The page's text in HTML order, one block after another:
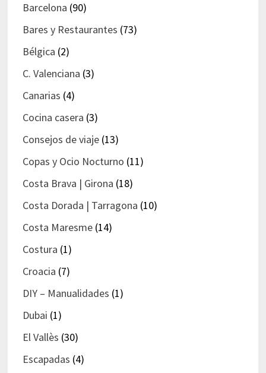
Barcelona (90)
Bares y Restaurantes (73)
Bélgica (2)
C. Valenciana (3)
Canarias (4)
Cocina casera (3)
Consejos de viaje(13)
Copas y Ocio Nocturno (11)
Costa Brava | Girona (18)
Costa Dorada | Tarragona (10)
Costa Maresme(14)
Costura (1)
Croacia (7)
DIY – Manualidades (1)
Dubai (1)
El Vallès (30)
Escapadas (4)